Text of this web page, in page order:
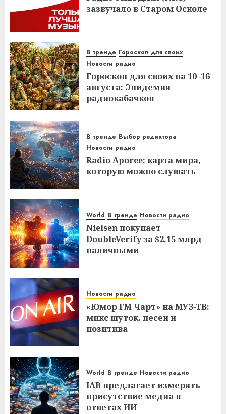
зазвучало в Старом Осколе
В тренде Гороскоп для своих
Новости радио
Гороскоп для своих на 10–16
августа: Эпидемия
радиокабачков
В тренде Выбор редактора
Новости радио
Radio Aporee: карта мира,
которую можно слушать
World В тренде Новости радио
Nielsen покупает
DoubleVerify за $2,15 млрд
наличными
Новости радио
«Юмор FM Чарт» на МУЗ‑ТВ:
микс шуток, песен и
позитива
World В тренде Новости радио
IAB предлагает измерять
присутствие медиа в
ответах ИИ